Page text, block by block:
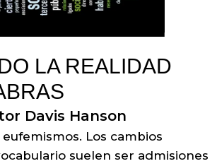
LA REALIDAD
Davis Hanson
Los cambios
suelen ser admisiones